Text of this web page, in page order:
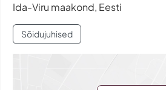
Ida-Viru maakond, Eesti
Sõidujuhised